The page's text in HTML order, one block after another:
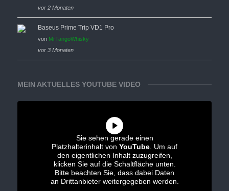
vor 2 Monaten
Baseus Prime Trip VD1 Pro
von MrTangoWhisky
vor 3 Monaten
MEIN AKTUELLES YOUTUBE VIDEO
Sie sehen gerade einen
Platzhalterinhalt von YouTube . Um auf
den eigentlichen Inhalt zuzugreifen,
klicken Sie auf die Schaltfläche unten.
Bitte beachten Sie, dass dabei Daten
an Drittanbieter weitergegeben werden.